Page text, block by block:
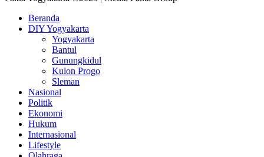
Beranda
DIY Yogyakarta
Yogyakarta
Bantul
Gunungkidul
Kulon Progo
Sleman
Nasional
Politik
Ekonomi
Hukum
Internasional
Lifestyle